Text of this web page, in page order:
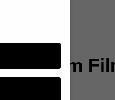
auf dem